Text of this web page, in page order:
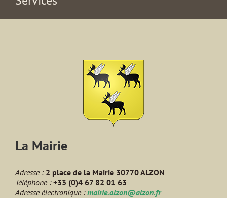
La Mairie
Adresse : 2 place de la Mairie 30770 ALZON
Téléphone : +33 (0)4 67 82 01 63
Adresse électronique : mairie.alzon@alzon.fr